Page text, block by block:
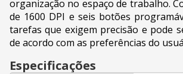
organização no espaço de trabalho.
de 1600 DPI e seis botões
tarefas que exigem precisão e pode
de acordo com as preferências do
Especificações